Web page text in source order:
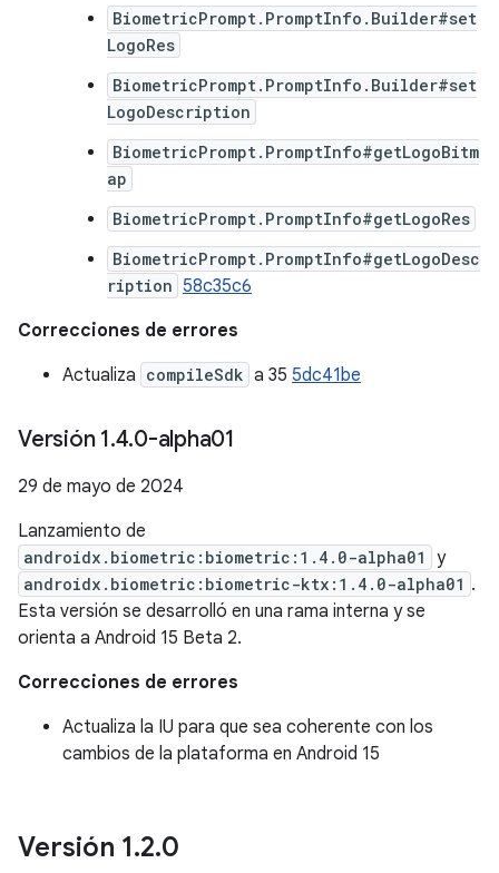
BiometricPrompt.PromptInfo.Builder#set
LogoRes
BiometricPrompt.PromptInfo.Builder#set
LogoDescription
BiometricPrompt.PromptInfo#getLogoBitm
ap
BiometricPrompt.PromptInfo#getLogoRes
BiometricPrompt.PromptInfo#getLogoDesc
ription 58c35c6
Correcciones de errores
Actualiza compileSdk a 35 5dc41be
Versión 1.4.0-alpha01
29 de mayo de 2024
Lanzamiento de
androidx.biometric:biometric:1.4.0-alpha01 y
androidx.biometric:biometric-ktx:1.4.0-alpha01 .
Esta versión se desarrolló en una rama interna y se
orienta a Android 15 Beta 2.
Correcciones de errores
Actualiza la IU para que sea coherente con los
cambios de la plataforma en Android 15
Versión 1.2.0